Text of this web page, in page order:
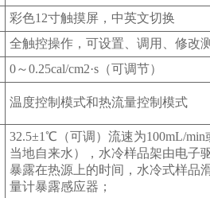
彩色12寸触摸屏，中英文切换
全触控操作，可设置、调用、修改
0～0.25cal/cm2·s（可调节）
温度控制模式和热流量控制模式
32.5±1℃（可调）流速为100mL/
当地自来水），水冷样品架由电子
暴露在热源上的时间，水冷式样品
量计暴露感应器；